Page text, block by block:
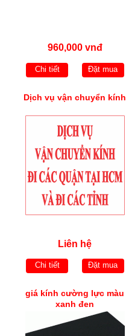
960,000 vnđ
Chi tiết Đặt mua
Dịch vụ vận chuyển kính
Liên hệ
Chi tiết Đặt mua
giá kính cường lực màu
xanh đen